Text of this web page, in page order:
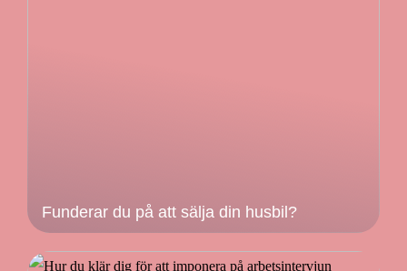
Funderar du på att sälja din husbil?